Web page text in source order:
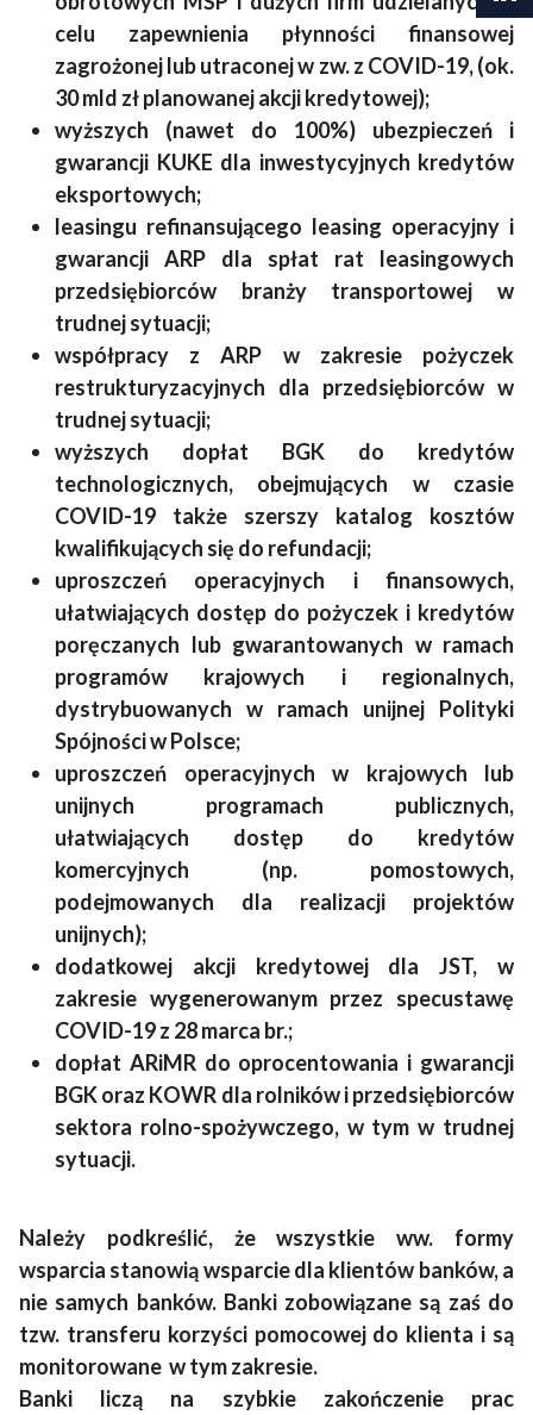
celu zapewnienia płynności finansowej
zagrożonej lub utraconej w zw. z COVID-19, (ok.
30 mld zł planowanej akcji kredytowej);
wyższych (nawet do 100%) ubezpieczeń i
gwarancji KUKE dla inwestycyjnych kredytów
eksportowych;
leasingu refinansującego leasing operacyjny i
gwarancji ARP dla spłat rat leasingowych
przedsiębiorców branży transportowej w
trudnej sytuacji;
współpracy z ARP w zakresie pożyczek
restrukturyzacyjnych dla przedsiębiorców w
trudnej sytuacji;
wyższych dopłat BGK do kredytów
technologicznych, obejmujących w czasie
COVID-19 także szerszy katalog kosztów
kwalifikujących się do refundacji;
uproszczeń operacyjnych i finansowych,
ułatwiających dostęp do pożyczek i kredytów
poręczanych lub gwarantowanych w ramach
programów krajowych i regionalnych,
dystrybuowanych w ramach unijnej Polityki
Spójności w Polsce;
uproszczeń operacyjnych w krajowych lub
unijnych programach publicznych,
ułatwiających dostęp do kredytów
komercyjnych (np. pomostowych,
podejmowanych dla realizacji projektów
unijnych);
dodatkowej akcji kredytowej dla JST, w
zakresie wygenerowanym przez specustawę
COVID-19 z 28 marca br.;
dopłat ARiMR do oprocentowania i gwarancji
BGK oraz KOWR dla rolników i przedsiębiorców
sektora rolno-spożywczego, w tym w trudnej
sytuacji.
Należy podkreślić, że wszystkie ww. formy
wsparcia stanowią wsparcie dla klientów banków, a
nie samych banków. Banki zobowiązane są zaś do
tzw. transferu korzyści pomocowej do klienta i są
monitorowane w tym zakresie.
Banki liczą na szybkie zakończenie prac